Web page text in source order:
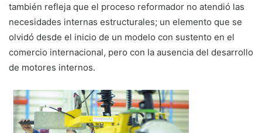
también refleja que el proceso reformador no atendió las
necesidades internas estructurales; un elemento que se
olvidó desde el inicio de un modelo con sustento en el
comercio internacional, pero con la ausencia del desarrollo
de motores internos.